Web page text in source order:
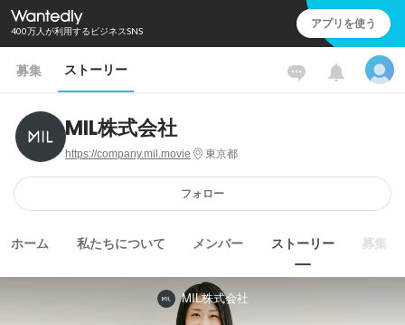
400万人が利用するビジネスSNS アプリを使う
募集 ストーリー
MIL株式会社
https://company.mil.movie 東京都
フォロー
ホーム 私たちについて メンバー ストーリー 募集
MIL株式会社